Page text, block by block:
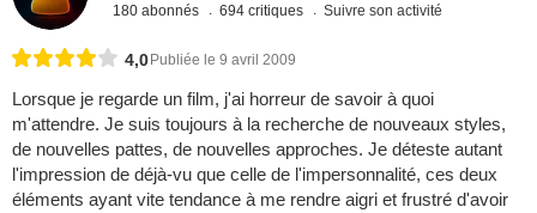
180 abonnés 694 critiques Suivre son activité
4,0 Publiée le 9 avril 2009
Lorsque je regarde un film, j'ai horreur de savoir à quoi
m'attendre. Je suis toujours à la recherche de nouveaux styles,
de nouvelles pattes, de nouvelles approches. Je déteste autant
l'impression de déjà-vu que celle de l'impersonnalité, ces deux
éléments ayant vite tendance à me rendre aigri et frustré d'avoir